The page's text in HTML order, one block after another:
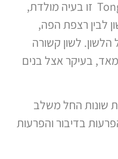
לשון קשורה או באנגליתTongue-tie זו בעיה מולדת,
לבין רצפת הפה,
לשון קשורה
בעיקר אצל בנים
שונות החל משלב
בדיבור והפרעות